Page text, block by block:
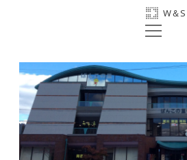
W＆
ホーム
プロフィール
BANKO300th
ばんこの里会
open